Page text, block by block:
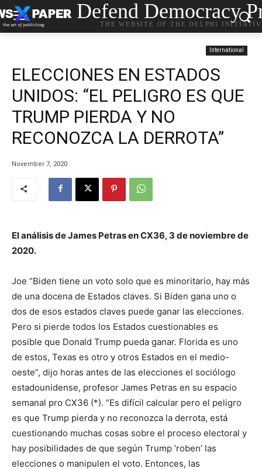
Defend Democracy
THE WEBSITE OF THE DELPHI
International
ELECCIONES EN ESTADOS
UNIDOS: “EL PELIGRO ES QUE
TRUMP PIERDA Y NO
RECONOZCA LA DERROTA”
November 7, 2020
El análisis de James Petras en CX36, 3 de noviembre de
2020.
Joe “Biden tiene un voto solo que es minoritario, hay más
de una docena de Estados claves. Si Biden gana uno o
dos de esos estados claves puede ganar las elecciones.
Pero si pierde todos los Estados cuestionables es
posible que Donald Trump pueda ganar. Florida es uno
de estos, Texas es otro y otros Estados en el medio-
oeste”, dijo horas antes de las elecciones el sociólogo
estadounidense, profesor James Petras en su espacio
semanal pro CX36 (*). “Es difícil calcular pero el peligro
es que Trump pierda y no reconozca la derrota, está
cuestionando muchas cosas sobre el proceso electoral y
hay posibilidades de que según Trump ‘roben’ las
elecciones o manipulen el voto. Entonces, las